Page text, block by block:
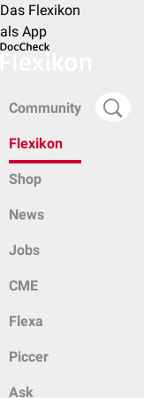
Das Flexikon
als App
Community
Flexikon
Shop
News
Jobs
CME
Flexa
Piccer
Ask